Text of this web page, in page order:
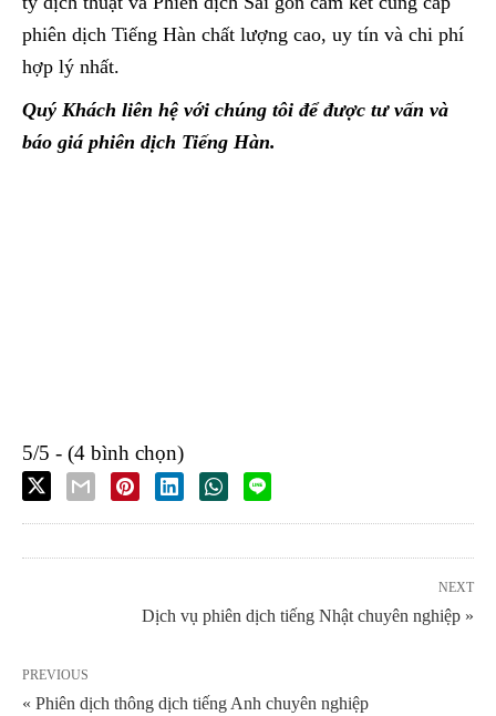
phiên dịch Tiếng Hàn chất lượng cao, uy tín và chi phí
hợp lý nhất.
Quý Khách liên hệ với chúng tôi để được tư vấn và
báo giá phiên dịch Tiếng Hàn.
5/5 - (4 bình chọn)
NEXT
Dịch vụ phiên dịch tiếng Nhật chuyên nghiệp »
PREVIOUS
« Phiên dịch thông dịch tiếng Anh chuyên nghiệp